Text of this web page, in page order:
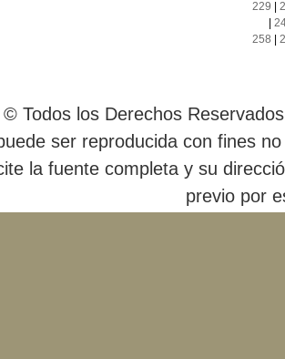
229
258
© Todos los Derechos
ser reproducida con fines
la fuente completa y su
previo por